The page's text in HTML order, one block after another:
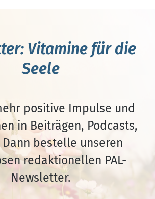
Vitamine für die
Seele
positive Impulse und
in Beiträgen, Podcasts,
Dann bestelle unseren
redaktionellen PAL-
Newsletter.